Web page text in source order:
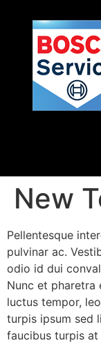
New
Pellentesque
pulvinar ac.
odio id dui
Nunc et pharetra
luctus tempor,
turpis ipsum sed
faucibus turpis